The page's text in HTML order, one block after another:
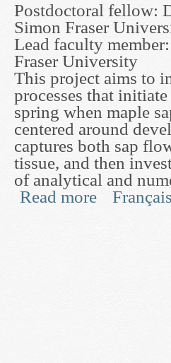
Postdoctoral fellow:
Simon Fraser
Lead faculty
Fraser University
This project aims to
processes that
spring when maple
centered around
captures both sap
tissue, and then
of analytical and
Read more about
Français